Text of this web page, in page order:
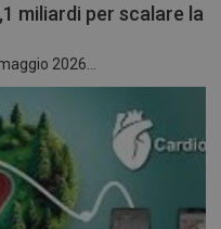
miliardi per scalare la
2026...